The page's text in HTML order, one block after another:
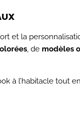
et la
, de modèles
à l’habitacle tout